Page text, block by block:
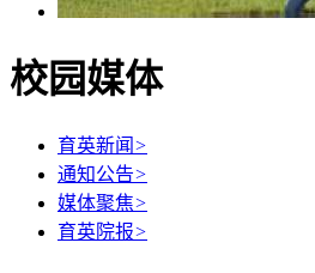
校园媒体
育英新闻 >
通知公告>
媒体聚焦>
育英院报>